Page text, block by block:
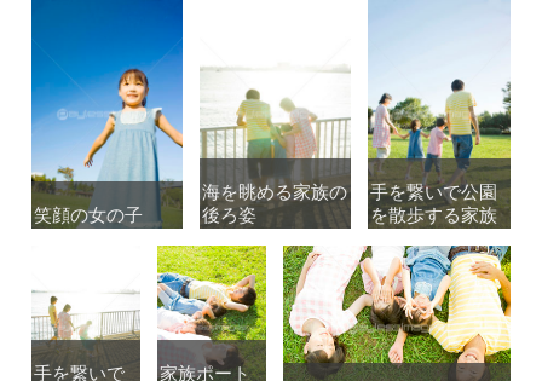
笑顔の女の子
笑顔の女の子
海を眺める家族の
後ろ姿
海を眺める家族の
後ろ姿
手を繋いで公園
を散歩する家族
手を繋いで公園
を散歩する家族
手を繋いで
手を繋いで
家族ポート
家族ポート